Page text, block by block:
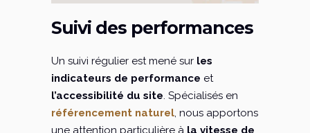
Suivi des performances
Un suivi régulier est mené sur les
indicateurs de performance et
l’accessibilité du site. Spécialisés en
référencement naturel, nous apportons
une attention particulière à la vitesse de